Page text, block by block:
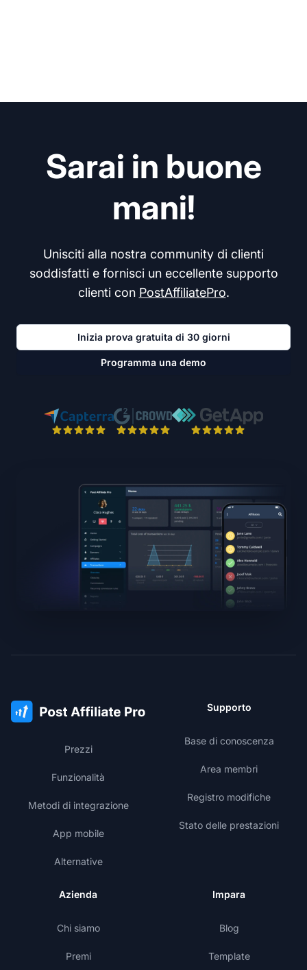
Sarai in buone
mani!
Unisciti alla nostra community di clienti
soddisfatti e fornisci un eccellente supporto
clienti con PostAffiliatePro.
Inizia prova gratuita di 30 giorni
Programma una demo
Prezzi
Funzionalità
Metodi di integrazione
App mobile
Alternative
Supporto
Base di conoscenza
Area membri
Registro modifiche
Stato delle prestazioni
Azienda
Chi siamo
Premi
Impara
Blog
Template